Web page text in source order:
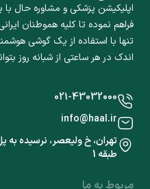
اپلیکیشن پزشکی و مشاوره حال
فراهم نموده تا کلیه هموطنان
تنها با استفاده از یک گوشی
اندک در هر ساعتی از شبانه روز
مربوط به ما
021-43032000
info@haal.ir
طبقه 1